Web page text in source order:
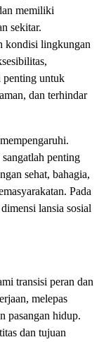
memiliki
sekitar.
kondisi lingkungan
penting untuk
dan terhindar
penting
sehat, bahagia,
Pada
lansia sosial
transisi peran dan
melepas
pasangan hidup.
dan tujuan